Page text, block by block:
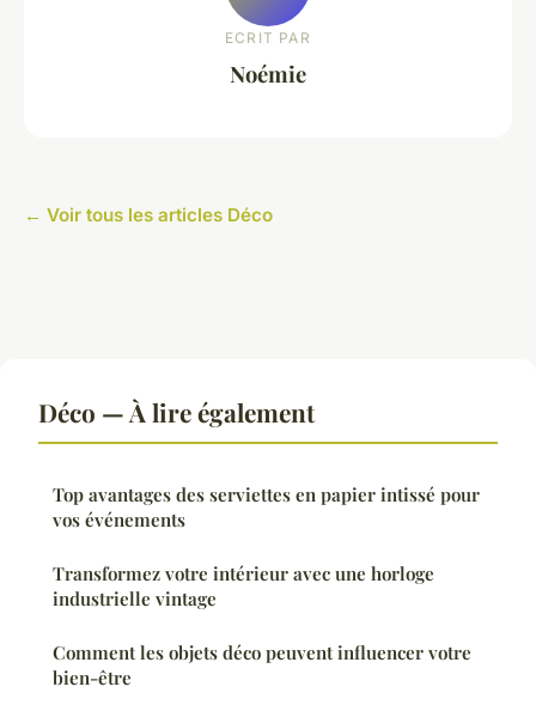
ECRIT PAR
Noémie
← Voir tous les articles Déco
Déco — À lire également
Top avantages des serviettes en papier intissé pour
vos événements
Transformez votre intérieur avec une horloge
industrielle vintage
Comment les objets déco peuvent influencer votre
bien-être